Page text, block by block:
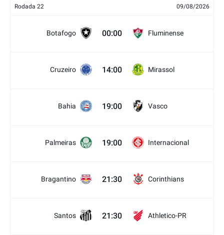
Rodada 22 09/08/2026
Botafogo 00:00 Fluminense
Cruzeiro 14:00 Mirassol
Bahia 19:00 Vasco
Palmeiras 19:00 Internacional
Bragantino 21:30 Corinthians
Santos 21:30 Athletico-PR